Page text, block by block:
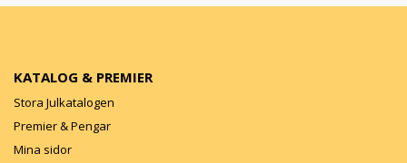
KATALOG & PREMIER
Stora Julkatalogen
Premier & Pengar
Mina sidor